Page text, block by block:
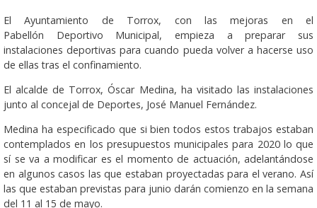
El Ayuntamiento de Torrox, con las mejoras en el
Pabellón Deportivo Municipal, empieza a preparar sus
instalaciones deportivas para cuando pueda volver a hacerse uso
de ellas tras el confinamiento.
El alcalde de Torrox, Óscar Medina, ha visitado las instalaciones
junto al concejal de Deportes, José Manuel Fernández.
Medina ha especificado que si bien todos estos trabajos estaban
contemplados en los presupuestos municipales para 2020 lo que
sí se va a modificar es el momento de actuación, adelantándose
en algunos casos las que estaban proyectadas para el verano. Así
las que estaban previstas para junio darán comienzo en la semana
del 11 al 15 de mayo.